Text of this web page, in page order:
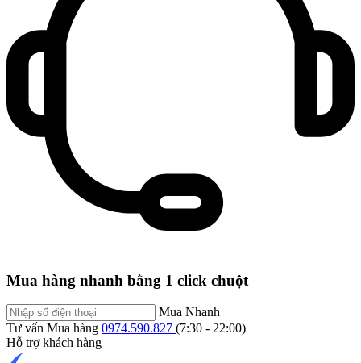
Mua hàng nhanh bằng 1 click chuột
Mua Nhanh
Tư vấn Mua hàng 0974.590.827 (7:30 - 22:00)
Hỗ trợ khách hàng